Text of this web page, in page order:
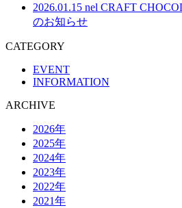
2026.01.15 nel CRAFT
のお知らせ
CATEGORY
EVENT
INFORMATION
ARCHIVE
2026年
2025年
2024年
2023年
2022年
2021年